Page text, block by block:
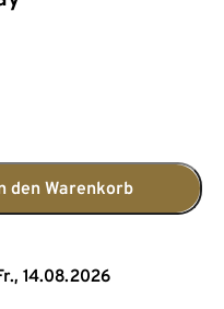
den Warenkorb
14.08.2026